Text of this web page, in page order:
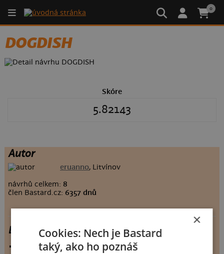
0
DOGDISH
Skóre
5.82143
Autor
eruanno, Litvínov
návrhů celkem:8
člen Bastard.cz:6357 dnů
DOGDISH
vystaveno:15.3.2009
×
Cookies: Nech je Bastard
taký, ako ho poznáš